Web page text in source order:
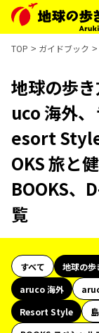
TOP ガイドブック
地球の歩
uco 海外
esort
OKS 旅と
BOOKS、
覧
すべて 地球の歩
aruco 海外
Resort Style